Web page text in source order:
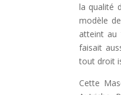
la qualité
modèle
atteint au
faisait
tout droit
Cette